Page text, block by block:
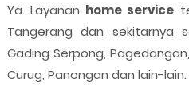
Ya. Layanan home service
Tangerang dan sekitarnya
Gading Serpong,
Curug, Panongan dan lain-lain.